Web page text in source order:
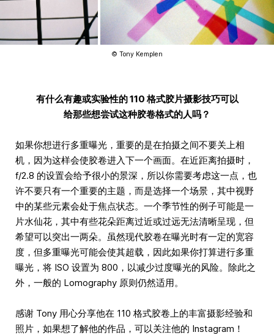
© Tony Kemplen
有什么有趣或实验性的 110 格式胶片摄影技巧可以
给那些想尝试这种胶卷格式的人吗？
如果你想进行多重曝光，重要的是在拍摄之间不要关上相
机，因为这样会使胶卷进入下一个画面。在近距离拍摄时，
f/2.8 的设置会给予很小的景深，所以你需要考虑这一点，也
许不要只有一个重要的主题，而是选择一个场景，其中视野
中的某些元素会处于焦点状态。一个季节性的例子可能是一
片水仙花，其中有些花朵距离过近或过远无法清晰呈现，但
希望可以突出一两朵。虽然现代胶卷在曝光时有一定的宽容
度，但多重曝光可能会使其超载，因此如果你打算进行多重
曝光，将 ISO 设置为 800，以减少过度曝光的风险。除此之
外，一般的 Lomography 原则仍然适用。
感谢 Tony 用心分享他在 110 格式胶卷上的丰富摄影经验和
照片，如果想了解他的作品，可以关注他的 Instagram！